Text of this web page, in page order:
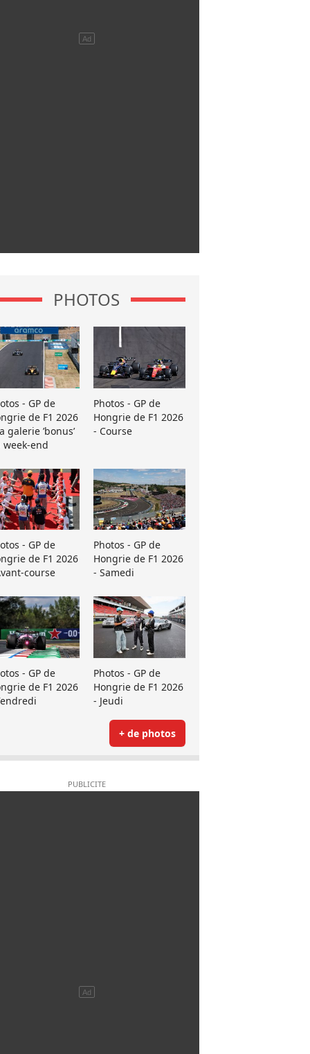
PHOTOS
- GP de
de F1 2026
galerie ’bonus’
week-end
Photos - GP de
Hongrie de F1 2026
- Course
- GP de
de F1 2026
course
Photos - GP de
Hongrie de F1 2026
- Samedi
- GP de
de F1 2026
Photos - GP de
Hongrie de F1 2026
- Jeudi
+ de photos